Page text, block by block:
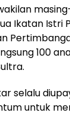
Ikatan Istri
100
selalu
untuk